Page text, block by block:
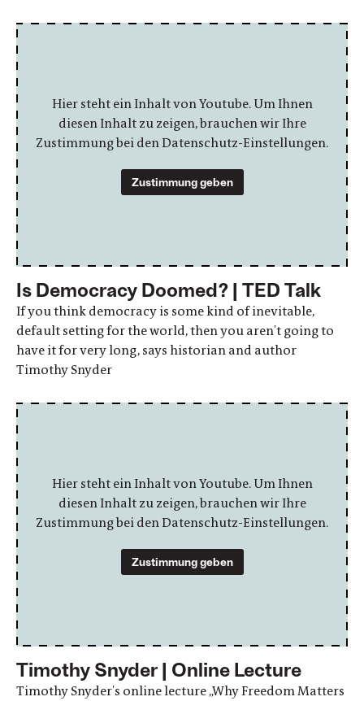
Hier steht ein Inhalt von Youtube. Um Ihnen
diesen Inhalt zu zeigen, brauchen wir Ihre
Zustimmung bei den Datenschutz-Einstellungen.
Zustimmung geben
Is Democracy Doomed? | TED Talk
If you think democracy is some kind of inevitable,
default setting for the world, then you aren't going to
have it for very long, says historian and author
Timothy Snyder
Hier steht ein Inhalt von Youtube. Um Ihnen
diesen Inhalt zu zeigen, brauchen wir Ihre
Zustimmung bei den Datenschutz-Einstellungen.
Zustimmung geben
Timothy Snyder | Online Lecture
Timothy Snyder's online lecture „Why Freedom Matters